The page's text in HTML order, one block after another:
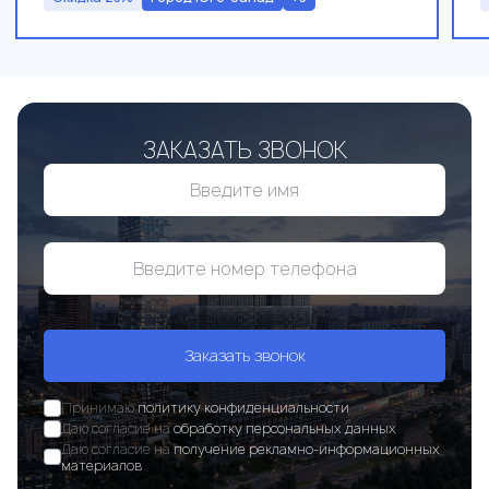
ЗАКАЗАТЬ ЗВОНОК
Заказать звонок
Принимаюполитику конфиденциальности
Даю согласие наобработку персональных данных
Даю согласие наполучение рекламно-информационных
материалов